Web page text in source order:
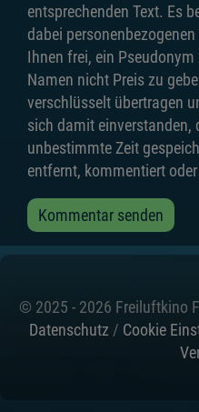
entsprechenden Text. Es
dabei
Ihnen frei, ein
Namen nicht Preis zu
verschlüsselt übertragen
sich damit einverstanden,
unbestimmte Zeit
entfernt, kommentiert
Kommentar senden
© 2025 - 2026 Freiluftkino
Datenschutz / Cookie